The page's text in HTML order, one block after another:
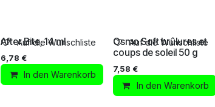
After Bite, 14 ml
6,78 €
In den Warenkorb
Auf die Wunschliste
Osmo Soft brûlures et
coups de soleil 50 g
7,58 €
In den Warenkorb
Auf die Wunschliste